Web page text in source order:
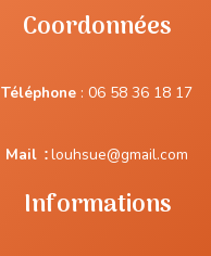
Coordonnées
Téléphone : 06 58 36 18 17
Mail :louhsue@gmail.com
Informations